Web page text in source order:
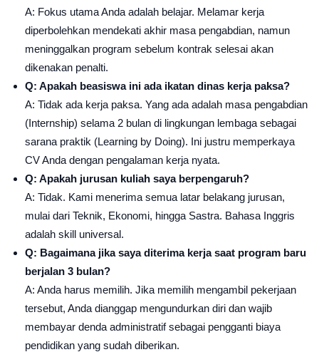
A: Fokus utama Anda adalah belajar. Melamar kerja
diperbolehkan mendekati akhir masa pengabdian, namun
meninggalkan program sebelum kontrak selesai akan
dikenakan penalti.
Q: Apakah beasiswa ini ada ikatan dinas kerja paksa?
A: Tidak ada kerja paksa. Yang ada adalah masa pengabdian
(Internship) selama 2 bulan di lingkungan lembaga sebagai
sarana praktik (Learning by Doing). Ini justru memperkaya
CV Anda dengan pengalaman kerja nyata.
Q: Apakah jurusan kuliah saya berpengaruh?
A: Tidak. Kami menerima semua latar belakang jurusan,
mulai dari Teknik, Ekonomi, hingga Sastra. Bahasa Inggris
adalah skill universal.
Q: Bagaimana jika saya diterima kerja saat program baru
berjalan 3 bulan?
A: Anda harus memilih. Jika memilih mengambil pekerjaan
tersebut, Anda dianggap mengundurkan diri dan wajib
membayar denda administratif sebagai pengganti biaya
pendidikan yang sudah diberikan.